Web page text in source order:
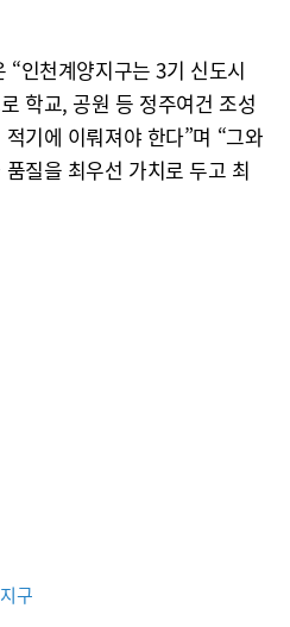
인천계양지구는 3기 신도시
학교, 공원 등 정주여건 조성
기에 이뤄져야 한다”며 “그와
질을 최우선 가치로 두고 최
구